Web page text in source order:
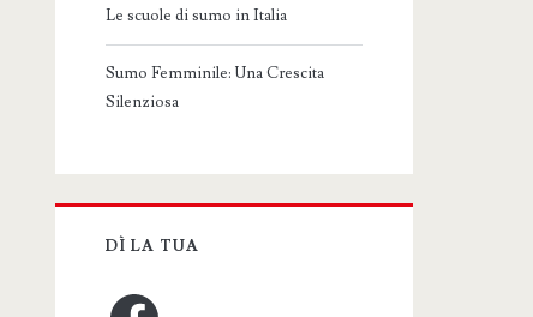
Le scuole di sumo in Italia
Sumo Femminile: Una Crescita
Silenziosa
DÌ LA TUA
Facebook